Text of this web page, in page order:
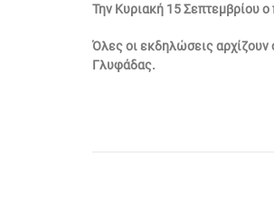
Την Κυριακή 15 Σεπτεμβρίου
Όλες οι εκδηλώσεις αρχίζουν
Γλυφάδας.